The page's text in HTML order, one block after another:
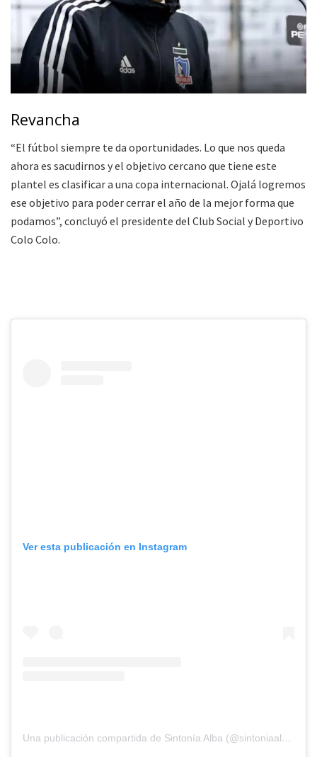
Revancha
“El fútbol siempre te da oportunidades. Lo que nos queda
ahora es sacudirnos y el objetivo cercano que tiene este
plantel es clasificar a una copa internacional. Ojalá logremos
ese objetivo para poder cerrar el año de la mejor forma que
podamos”, concluyó el presidente del Club Social y Deportivo
Colo Colo.
Ver esta publicación en Instagram
Una publicación compartida de Sintonía Alba (@sintoniaalbaradio)